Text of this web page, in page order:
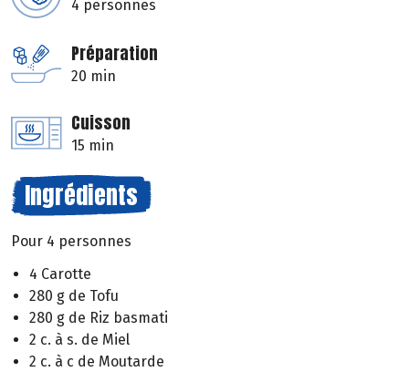
4 personnes
Préparation
20 min
Cuisson
15 min
Ingrédients
Pour 4 personnes
4 Carotte
280 g de Tofu
280 g de Riz basmati
2 c. à s. de Miel
2 c. à c de Moutarde